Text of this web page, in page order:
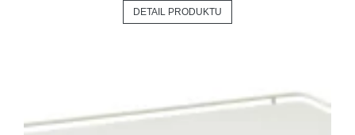
DETAIL PRODUKTU